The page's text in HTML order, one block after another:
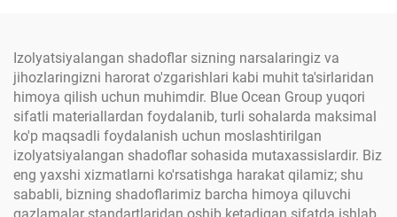
Izolyatsiyalangan shadoflar sizning narsalaringiz va
jihozlaringizni harorat o'zgarishlari kabi muhit ta'sirlaridan
himoya qilish uchun muhimdir. Blue Ocean Group yuqori
sifatli materiallardan foydalanib, turli sohalarda maksimal
ko'p maqsadli foydalanish uchun moslashtirilgan
izolyatsiyalangan shadoflar sohasida mutaxassislardir. Biz
eng yaxshi xizmatlarni ko'rsatishga harakat qilamiz; shu
sababli, bizning shadoflarimiz barcha himoya qiluvchi